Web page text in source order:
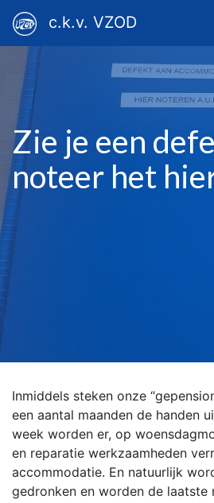
c.k.v. VZOD
Zie je een
noteer het
Inmiddels steken onze
een aantal maanden de handen
week worden er, op
en reparatie werkzaamheden
accommodatie. En natuurlijk
gedronken en worden de laatste